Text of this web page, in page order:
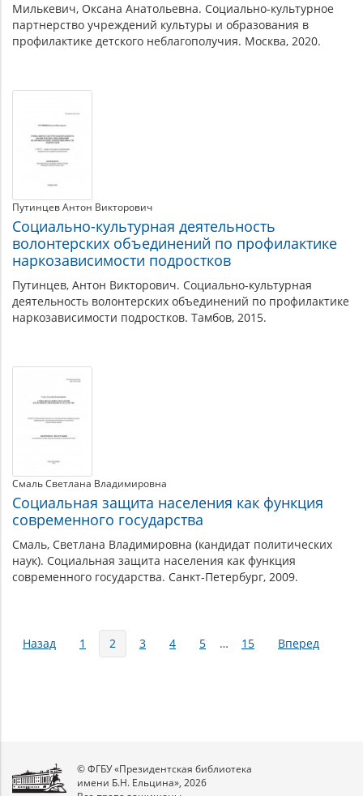
Милькевич, Оксана Анатольевна. Социально-культурное
партнерство учреждений культуры и образования в
профилактике детского неблагополучия. Москва, 2020.
Путинцев Антон Викторович
Социально-культурная деятельность
волонтерских объединений по профилактике
наркозависимости подростков
Путинцев, Антон Викторович. Социально-культурная
деятельность волонтерских объединений по профилактике
наркозависимости подростков. Тамбов, 2015.
Смаль Светлана Владимировна
Социальная защита населения как функция
современного государства
Смаль, Светлана Владимировна (кандидат политических
наук). Социальная защита населения как функция
современного государства. Санкт-Петербург, 2009.
Страницы
Назад 1 2 3 4 5 … 15 Вперед
© ФГБУ «Президентская библиотека
имени Б.Н. Ельцина», 2026